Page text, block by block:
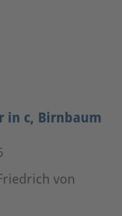
in c, Birnbaum
von